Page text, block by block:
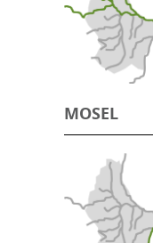
MOSEL